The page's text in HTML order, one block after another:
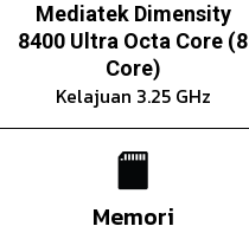
Mediatek Dimensity
8400 Ultra Octa Core (8
Core)
Kelajuan 3.25 GHz
Memori